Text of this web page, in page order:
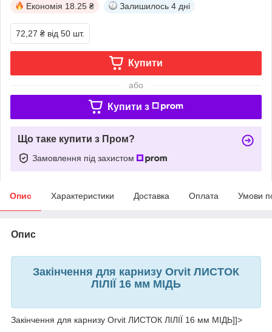
Економія 18.25 ₴ Залишилось 4 дні
72,27 ₴ від 50 шт.
Купити
або
Купити з
Що таке купити з Пром?
Замовлення під захистом
Опис Характеристики Доставка Оплата Умови
Опис
Закінчення для карнизу Orvit ЛИСТОК
ЛІЛІЇ 16 мм МІДЬ
Закінчення для карнизу Orvit ЛИСТОК ЛІЛІЇ 16 мм МІДЬ]]>